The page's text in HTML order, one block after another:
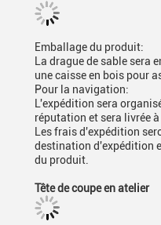
Emballage du produit:
La drague de sable sera
une caisse en bois pour
Pour la navigation:
L'expédition sera
réputation et sera livrée
Les frais d'expédition
destination d'expédition
du produit.
Tête de coupe en atelier